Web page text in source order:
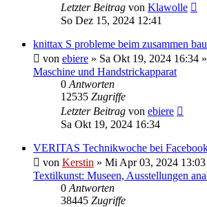
Letzter Beitrag von Klawolle
So Dez 15, 2024 12:41
knittax S probleme beim zusammen
von ebiere » Sa Okt 19, 2024 16:34
Maschine und Handstrickapparat
0 Antworten
12535 Zugriffe
Letzter Beitrag von ebiere
Sa Okt 19, 2024 16:34
VERITAS Technikwoche bei
von Kerstin » Mi Apr 03, 2024 13:03
Textilkunst: Museen, Ausstellungen
0 Antworten
38445 Zugriffe